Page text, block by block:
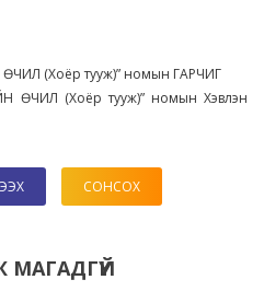
(Хоёр тууж)” номын ГАРЧИГ
ӨЧИЛ (Хоёр тууж)” номын Хэвлэн
СОНСОХ
МАГАДГҮЙ